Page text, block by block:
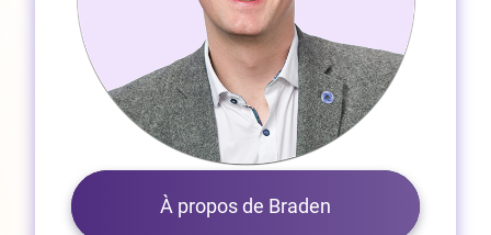
À propos de Braden